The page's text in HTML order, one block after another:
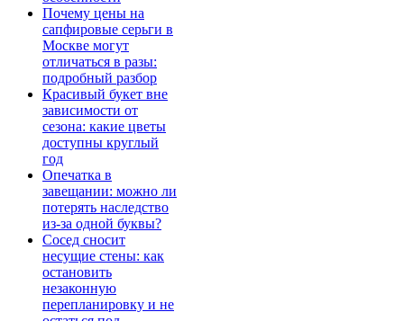
Почему цены на
сапфировые серьги в
Москве могут
отличаться в разы:
подробный разбор
Красивый букет вне
зависимости от
сезона: какие цветы
доступны круглый
год
Опечатка в
завещании: можно ли
потерять наследство
из-за одной буквы?
Сосед сносит
несущие стены: как
остановить
незаконную
перепланировку и не